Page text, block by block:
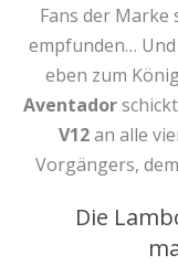
Fans der
empfunden…
eben zum
Aventador
V12an alle
Vorgängers, dem
Die